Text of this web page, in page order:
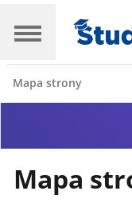
Mapa strony
Mapa